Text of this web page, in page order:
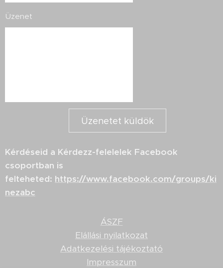
Üzenet
Üzenetet küldök
Kérdéseid a Kérdezz-felelelek Facebook
csoportban is
felteheted: https://www.facebook.com/groups/ki
nezabc
ÁSZF
Elállási nyilatkozat
Adatkezelési tájékoztató
Impresszum